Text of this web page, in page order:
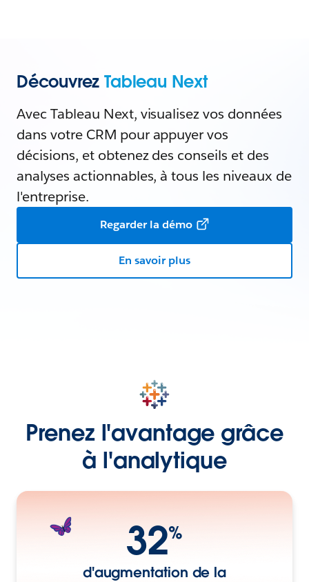
DécouvrezTableau Next
Avec Tableau Next, visualisez vos données
dans votre CRM pour appuyer vos
décisions, et obtenez des conseils et des
analyses actionnables, à tous les niveaux de
l'entreprise.
Regarder la démo
En savoir plus
Prenez l'avantage grâce
à l'analytique
32%
d'augmentation de la